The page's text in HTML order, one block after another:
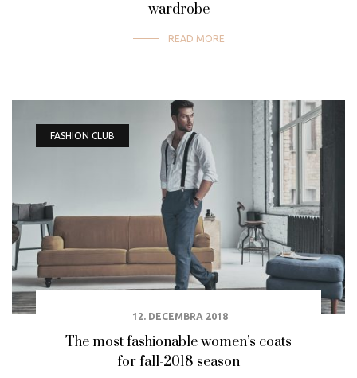
wardrobe
READ MORE
FASHION CLUB
12. DECEMBRA 2018
The most fashionable women’s coats
for fall-2018 season